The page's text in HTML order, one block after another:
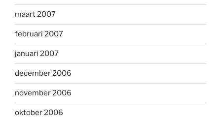
maart 2007
februari 2007
januari 2007
december 2006
november 2006
oktober 2006